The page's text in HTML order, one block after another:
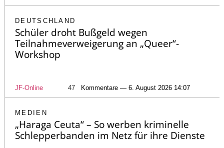
DEUTSCHLAND
Schüler droht Bußgeld wegen
Teilnahmeverweigerung an „Queer“-
Workshop
JF-Online 47 Kommentare — 6. August 2026 14:07
MEDIEN
„Haraga Ceuta“ – So werben kriminelle
Schlepperbanden im Netz für ihre Dienste